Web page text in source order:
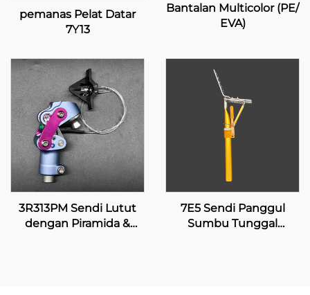
pemanas Pelat Datar
7Y13
Bantalan Multicolor (PE/
EVA)
3R313PM Sendi Lutut
dengan Piramida &
7E5 Sendi Panggul
Sumbu Tunggal